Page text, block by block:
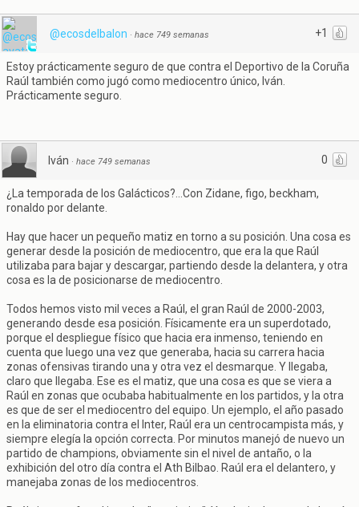
+1
@ecosdelbalon · hace 749 semanas
Estoy prácticamente seguro de que contra el Deportivo de la Coruña
Raúl también como jugó como mediocentro único, Iván.
Prácticamente seguro.
0
Iván · hace 749 semanas
¿La temporada de los Galácticos?...Con Zidane, figo, beckham,
ronaldo por delante.
Hay que hacer un pequeño matiz en torno a su posición. Una cosa es
generar desde la posición de mediocentro, que era la que Raúl
utilizaba para bajar y descargar, partiendo desde la delantera, y otra
cosa es la de posicionarse de mediocentro.
Todos hemos visto mil veces a Raúl, el gran Raúl de 2000-2003,
generando desde esa posición. Físicamente era un superdotado,
porque el despliegue físico que hacia era inmenso, teniendo en
cuenta que luego una vez que generaba, hacia su carrera hacia
zonas ofensivas tirando una y otra vez el desmarque. Y llegaba,
claro que llegaba. Ese es el matiz, que una cosa es que se viera a
Raúl en zonas que ocubaba habitualmente en los partidos, y la otra
es que de ser el mediocentro del equipo. Un ejemplo, el año pasado
en la eliminatoria contra el Inter, Raúl era un centrocampista más, y
siempre elegía la opción correcta. Por minutos manejó de nuevo un
partido de champions, obviamente sin el nivel de antaño, o la
exhibición del otro día contra el Ath Bilbao. Raúl era el delantero, y
manejaba zonas de los mediocentros.